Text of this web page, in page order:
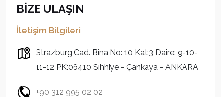
BİZE ULAŞIN
İletişim Bilgileri
Strazburg Cad. Bina No: 10 Kat:3 Daire: 9-10-
11-12 PK:06410 Sıhhiye - Çankaya - ANKARA
+90 312 995 02 02